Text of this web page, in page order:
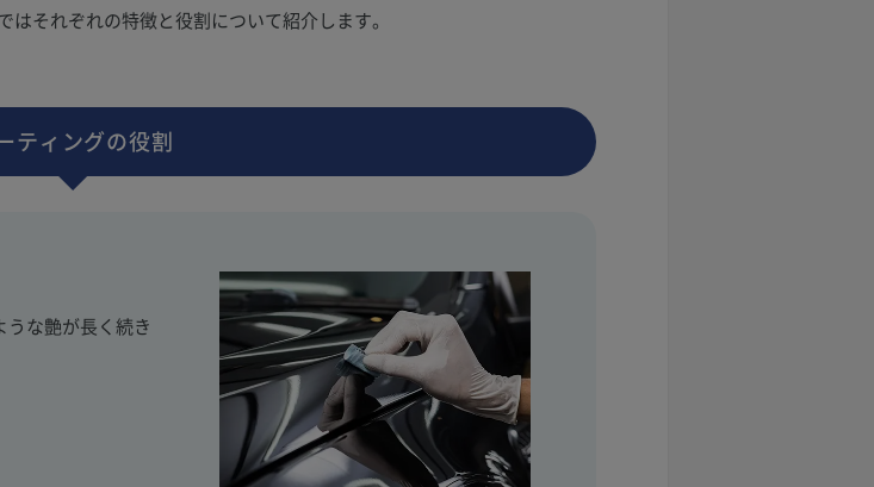
それぞれの特徴と役割について紹介します。
ティングの役割
な艶が長く続き